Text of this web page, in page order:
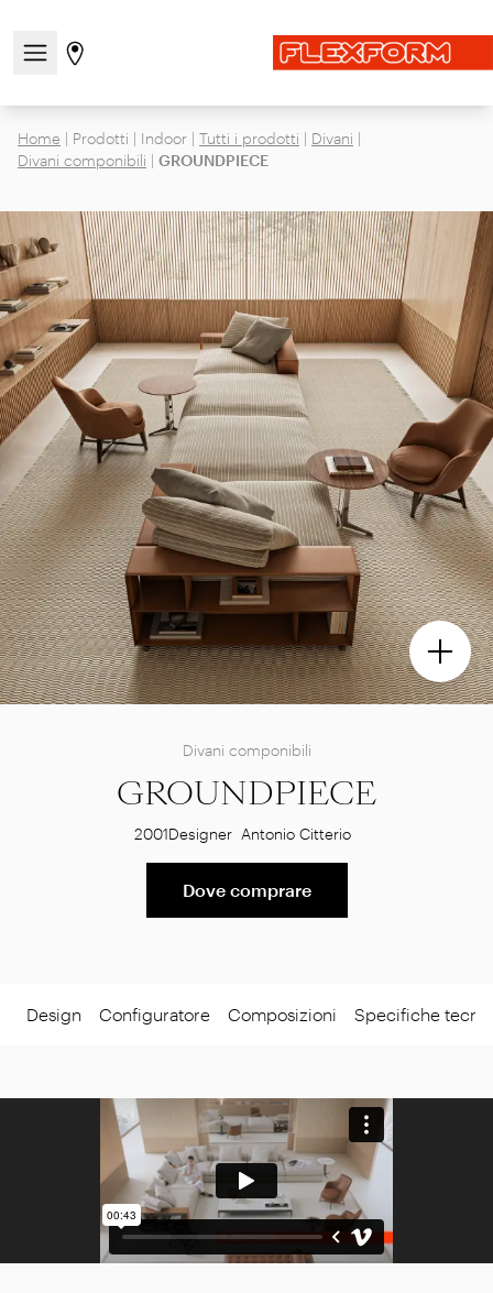
Apri/chiudi il menu di navigazione
Vai alla pagina degli stores
Home | Prodotti | Indoor | Tutti i prodotti | Divani |
Divani componibili | GROUNDPIECE
Divani componibili
GROUNDPIECE
2001Designer Antonio Citterio
Dove comprare
Design Configuratore Composizioni Specifiche